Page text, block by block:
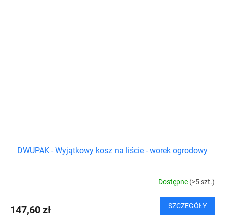
DWUPAK - Wyjątkowy kosz na liście - worek ogrodowy
Dostępne (>5 szt.)
147,60 zł SZCZEGÓŁY